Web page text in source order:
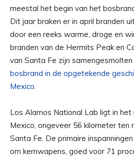
meestal het begin van het
Dit jaar braken er in april branden
door een reeks warme, droge en
branden van de Hermits Peak en
van Santa Fe zijn
bosbrand in de opgetekende
Mexico.
Los Alamos National Lab ligt in
Mexico, ongeveer 56 kilometer ten
Santa Fe. De primaire
om kernwapens, goed voor 71